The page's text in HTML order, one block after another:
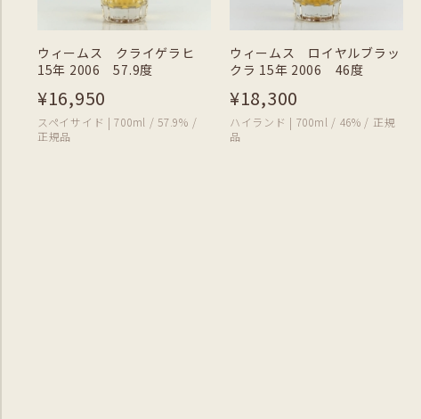
ウィームス クライゲラヒ
15年 2006 57.9度
¥16,950
スペイサイド | 700ml / 57.9% /
正規品
ウィームス ロイヤルブラッ
クラ 15年 2006 46度
¥18,300
ハイランド | 700ml / 46% / 正規
品